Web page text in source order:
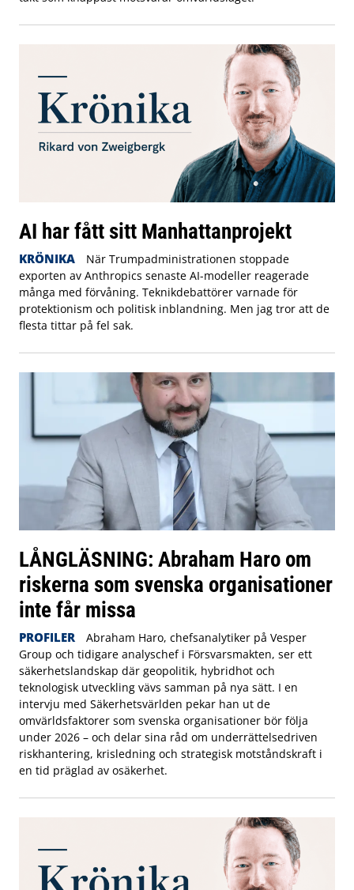
AI har fått sitt Manhattanprojekt
KRÖNIKA
När Trumpadministrationen stoppade
exporten av Anthropics senaste AI-modeller reagerade
många med förvåning. Teknikdebattörer varnade för
protektionism och politisk inblandning. Men jag tror att de
flesta tittar på fel sak.
LÅNGLÄSNING: Abraham Haro om
riskerna som svenska organisationer
inte får missa
PROFILER
Abraham Haro, chefsanalytiker på Vesper
Group och tidigare analyschef i Försvarsmakten, ser ett
säkerhetslandskap där geopolitik, hybridhot och
teknologisk utveckling vävs samman på nya sätt. I en
intervju med Säkerhetsvärlden pekar han ut de
omvärldsfaktorer som svenska organisationer bör följa
under 2026 – och delar sina råd om underrättelsedriven
riskhantering, krisledning och strategisk motståndskraft i
en tid präglad av osäkerhet.